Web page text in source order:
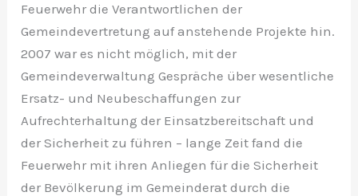
Feuerwehr die Verantwortlichen der
Gemeindevertretung auf anstehende Projekte hin.
2007 war es nicht möglich, mit der
Gemeindeverwaltung Gespräche über wesentliche
Ersatz- und Neubeschaffungen zur
Aufrechterhaltung der Einsatzbereitschaft und
der Sicherheit zu führen – lange Zeit fand die
Feuerwehr mit ihren Anliegen für die Sicherheit
der Bevölkerung im Gemeinderat durch die